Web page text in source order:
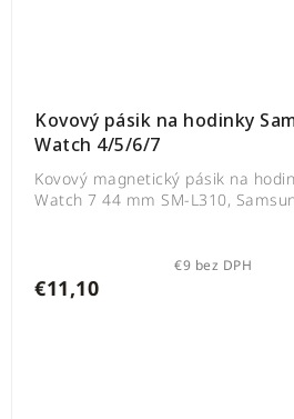
Kovový pásik na hodinky
Watch 4/5/6/7
€9 bez DPH
€11,10
Kovový magnetický pásik na
Watch 7 44 mm SM-L310,